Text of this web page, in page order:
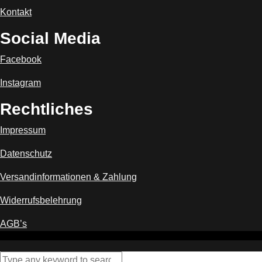
Kontakt
Social Media
Facebook
Instagram
Rechtliches
Impressum
Datenschutz
Versandinformationen & Zahlung
Widerrufsbelehrung
AGB’s